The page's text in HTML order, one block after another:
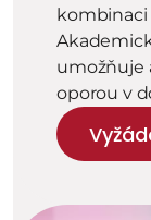
kombinaci
umožňuje
oporou v